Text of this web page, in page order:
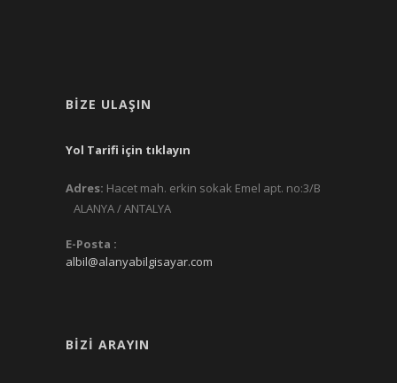
BIZE ULAŞIN
Yol Tarifi için tıklayın
Adres: Hacet mah. erkin sokak Emel apt. no:3/B
ALANYA / ANTALYA
E-Posta :
albil@alanyabilgisayar.com
BIZI ARAYIN